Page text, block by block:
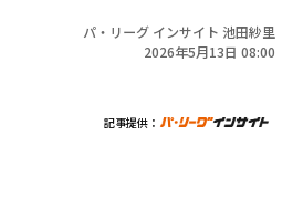
パ・リーグ インサイト 池田紗里
2026年5月13日 08:00
記事提供：